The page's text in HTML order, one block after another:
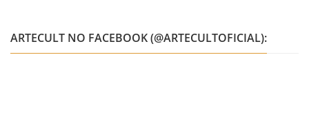
ARTECULT NO FACEBOOK (@ARTECULTOFICIAL):